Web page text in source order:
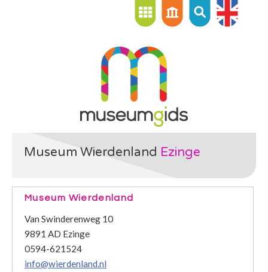
Museum Wierdenland Ezinge
Museum Wierdenland
Van Swinderenweg 10
9891 AD Ezinge
0594-621524
info@wierdenland.nl